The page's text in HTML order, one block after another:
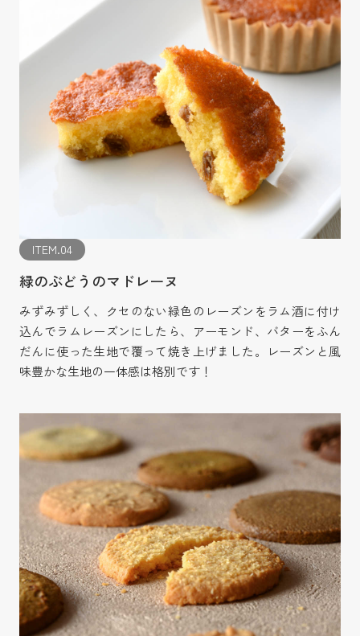
ITEM.04
緑のぶどうのマドレーヌ
みずみずしく、クセのない緑色のレーズンをラム酒に付け
込んでラムレーズンにしたら、アーモンド、バターをふん
だんに使った生地で覆って焼き上げました。レーズンと風
味豊かな生地の一体感は格別です！